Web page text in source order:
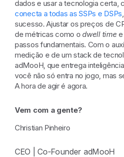
dados e usar a tecnologia certa,
conecta a todas as SSPs e DSPs
sucesso. Ajustar os preços de
de métricas como odwell time
passos fundamentais. Com o
medição e de um stack de
adMooH, que entrega
você não só entra no jogo, mas
A hora de agir é agora.
Vem com a gente?
Christian Pinheiro
CEO | Co-Founder adMooH